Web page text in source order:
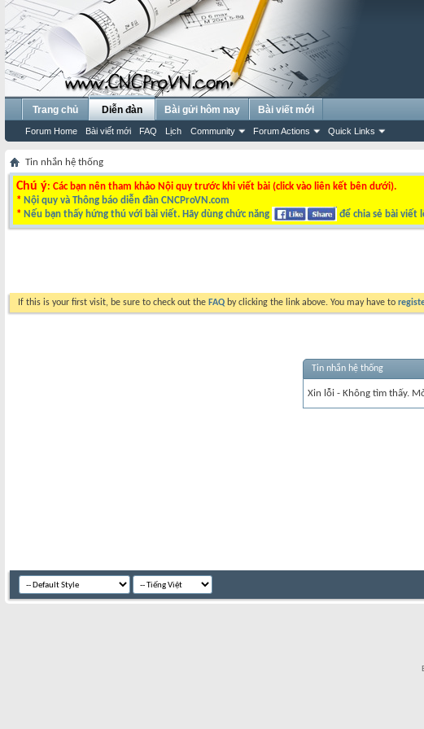
Trang chủ Diễn đàn
Forum Home Bài viết mới FAQ Lịch Community Forum Actions Quick Links
Bài gửi hôm nay Bài viết mới
Tin nhắn hệ thống
Chú ý: Các bạn nên tham khảo Nội quy trước khi viết bài (click vào liên kết bên dưới).
* Nội quy và Thông báo diễn đàn CNCProVN.com
* Nếu bạn thấy hứng thú với bài viết. Hãy dùng chức năng để chia sẻ bài viết
If this is your first visit, be sure to check out the FAQ by clicking the link above. You may have to
Tin nhắn hệ thống
Xin lỗi - Không tìm thấy.